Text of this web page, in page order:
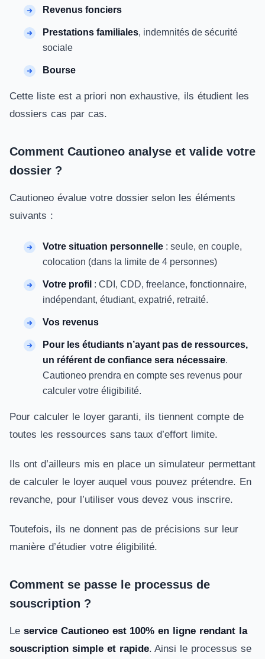
Revenus fonciers
Prestations familiales, indemnités de sécurité
sociale
Bourse
Cette liste est a priori non exhaustive, ils étudient les
dossiers cas par cas.
Comment Cautioneo analyse et valide votre
dossier ?
Cautioneo évalue votre dossier selon les éléments
suivants :
Votre situation personnelle : seule, en couple,
colocation (dans la limite de 4 personnes)
Votre profil : CDI, CDD, freelance, fonctionnaire,
indépendant, étudiant, expatrié, retraité.
Vos revenus
Pour les étudiants n’ayant pas de ressources,
un référent de confiance sera nécessaire.
Cautioneo prendra en compte ses revenus pour
calculer votre éligibilité.
Pour calculer le loyer garanti, ils tiennent compte de
toutes les ressources sans taux d’effort limite.
Ils ont d’ailleurs mis en place un simulateur permettant
de calculer le loyer auquel vous pouvez prétendre. En
revanche, pour l’utiliser vous devez vous inscrire.
Toutefois, ils ne donnent pas de précisions sur leur
manière d’étudier votre éligibilité.
Comment se passe le processus de
souscription ?
Le service Cautioneo est 100% en ligne rendant la
souscription simple et rapide. Ainsi le processus se